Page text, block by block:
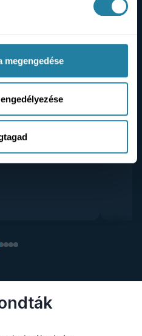
megengedése
meg tapasztalataikat:
el.